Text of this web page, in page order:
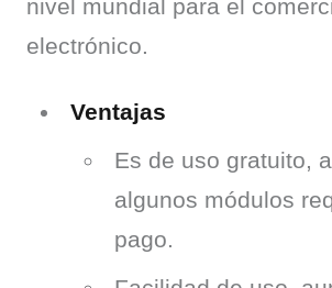
nivel mundial para el
electrónico.
Ventajas
Es de uso gratuito,
algunos módulos
pago.